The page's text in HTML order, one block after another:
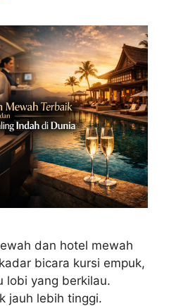
dan hotel mewah
bicara kursi empuk,
lobi yang berkilau.
jauh lebih tinggi.